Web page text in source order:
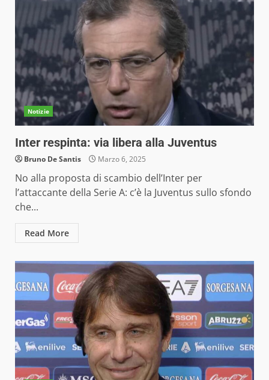
Notizie
Inter respinta: via libera alla Juventus
Bruno De Santis Marzo 6, 2025
No alla proposta di scambio dell’Inter per
l’attaccante della Serie A: c’è la Juventus sullo sfondo
che...
Read More